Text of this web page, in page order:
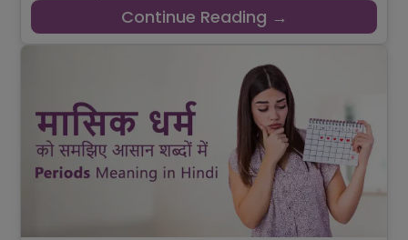
Continue Reading →